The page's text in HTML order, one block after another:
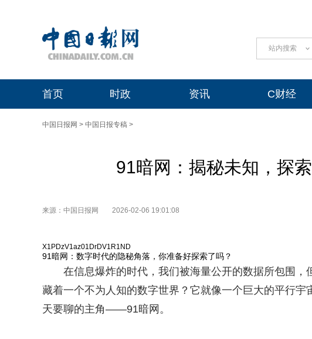
站内搜索
首页 时政 资讯 C财经
中国日报网 > 中国日报专稿 >
91暗网：揭秘未知，探
来源：中国日报网 2026-02-06 19:01:08
X1PDzV1az01DrDV1R1ND
91暗网：数字时代的隐秘角落，你准备好探索了吗？
在信息爆炸的时代，我们被海量公开的数据所包围，
藏着一个不为人知的数字世界？它就像一个巨大的平行
天要聊的主角——91暗网。